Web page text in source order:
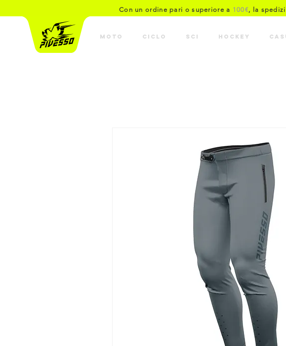
Con un ordine pari o superiore a 100€, la
MOTO CICLO SCI HOCKEY